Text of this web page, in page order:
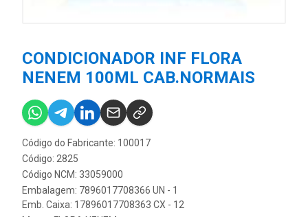
CONDICIONADOR INF FLORA
NENEM 100ML CAB.NORMAIS
Código do Fabricante: 100017
Código: 2825
Código NCM: 33059000
Embalagem: 7896017708366 UN - 1
Emb. Caixa: 17896017708363 CX - 12